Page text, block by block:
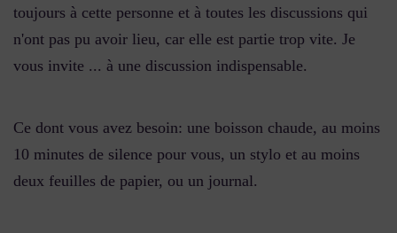
toujours à cette personne et à toutes les discussions qui
n'ont pas pu avoir lieu, car elle est partie trop vite. Je
vous invite ... à une discussion indispensable.
Ce dont vous avez besoin: une boisson chaude, au moins
10 minutes de silence pour vous, un stylo et au moins
deux feuilles de papier, ou un journal.